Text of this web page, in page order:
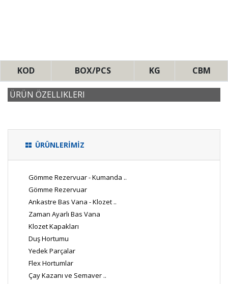
KOD BOX/PCS KG CBM
ÜRÜN ÖZELLIKLERI
ÜRÜNLERİMİZ
Gömme Rezervuar - Kumanda ..
Gömme Rezervuar
Ankastre Bas Vana - Klozet ..
Zaman Ayarlı Bas Vana
Klozet Kapakları
Duş Hortumu
Yedek Parçalar
Flex Hortumlar
Çay Kazanı ve Semaver ..